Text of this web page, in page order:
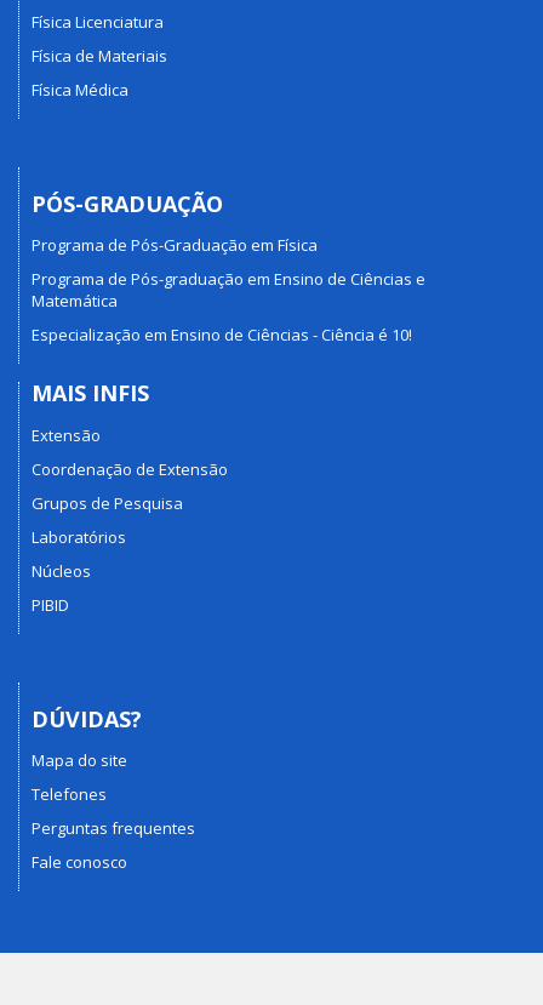
Física Licenciatura
Física de Materiais
Física Médica
PÓS-GRADUAÇÃO
Programa de Pós-Graduação em Física
Programa de Pós-graduação em Ensino de Ciências e
Matemática
Especialização em Ensino de Ciências - Ciência é 10!
MAIS INFIS
Extensão
Coordenação de Extensão
Grupos de Pesquisa
Laboratórios
Núcleos
PIBID
DÚVIDAS?
Mapa do site
Telefones
Perguntas frequentes
Fale conosco